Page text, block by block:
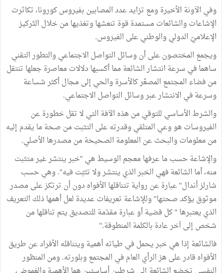
وفي الآونة الأخيرة ومع تزايد عدد المصابين بفيروس كورونا، تكاثرت
الإشاعات والشائعات مستمدة قوة تنعشها وتغذيها من خلال التّركيز
الإعلاميّ الدولي والوطني على الفيروس.
ويجمع المختصون على أن وسائل التواصل الاجتماعي والتطور التقني
ساهما في سرعة انتشار الشائعة مما أكسبها دلالات معاصرة جعلها تنتقل
من فضاء المجتمع المصغّر كالأسرة والحي إلى مجال أكثر شساعة
وسرعة في الانتشار عبر وسائل التواصل الاجتماعي.
والشرط الأساسي للتوقي من هذه الآفة التي لا تقل خطورة عن
الفيروسات هو وعي المتلقي وقدرته على التثبت من صحة ما يقدم إليه
من معلومات والبحث عن المعلومة الصحيحة من مصدرها الأصلي.
والإشاعة حسب ما عرفها معجم الوسيط هي "خبر ينتشر غير متثبت
منه، أما الشائعة فهي الخبر الذي ينتشر ولا تثبّت فيه". وهي حسب
شارلز أندال" عبارة عن رواية تتناقلها الأفواه دون أن ترتكز على مصدر
موثوق يؤكد صحتها" وللإشاعة تعريفات عديدة لعل أهمها ذلك التعريف
الذي يعتبرها " كل قضية أو عبارة مقدّمة للتصديق يتم تناقلها من
شخص إلى آخر عادة بالكلمة المنطوقة."
فالشائعة إذا هي خبر يحمل في طياته أهمية ويتناقله الأفراد عن طريق
الأفواه قادر على هز الرأي العام في المجتمع وبلورته. ومن المنظور